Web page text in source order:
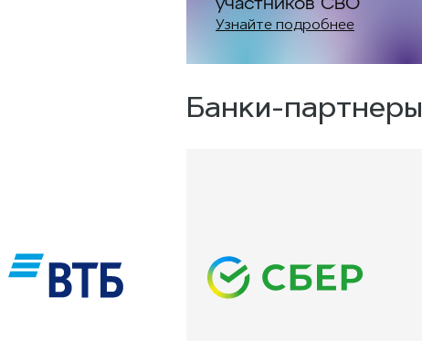
участников СВО
Узнайте подробнее
Банки-партнеры